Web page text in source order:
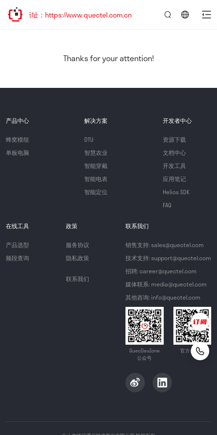
迎访问新址：https://www.quectel.com.cn
Thanks for your attention!
产品中心
蜂窝模组
单板电脑
解决方案
DTU
智慧农业
智能穿戴
智能电表
智能定位
开发者中心
资源下载
文档中心
开发工具
应用笔记
Helios SDK
FAQ
在线工具
产品选型
频段查询
政策
服务协议
隐私政策
联系我们
联系我们
销售支持: sales@quectel.com
技术支持: support@quectel.com
招聘: career@quectel.com
媒体联系: media@quectel.com
其他咨询: info@quectel.com
QuecDevZone
公众号
官方公众号